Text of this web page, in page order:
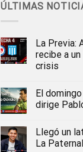
ÚLTIMAS
La Previa:
recibe a
crisis
El
dirige
Llegó un
La